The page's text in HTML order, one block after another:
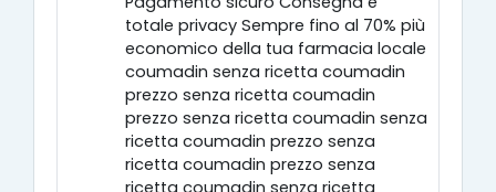
totale privacy Sempre fino al 70% più
economico della tua farmacia locale
coumadin senza ricetta coumadin
prezzo senza ricetta coumadin
prezzo senza ricetta coumadin senza
ricetta coumadin prezzo senza
ricetta coumadin prezzo senza